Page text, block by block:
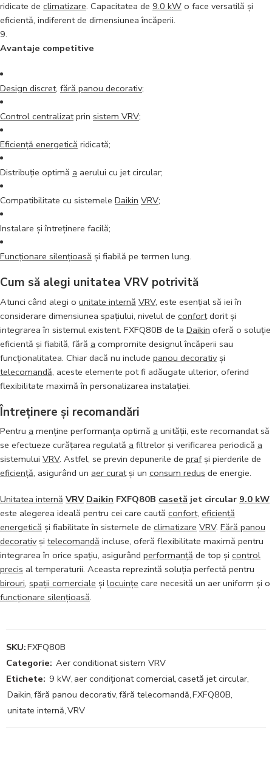
ridicate de climatizare. Capacitatea de 9.0 kW o face versatilă și
eficientă, indiferent de dimensiunea încăperii.
Avantaje competitive
Design discret, fără panou decorativ;
Control centralizatprin sistem VRV;
Eficiență energetică ridicată;
Distribuție optimă a aerului cu jet circular;
Compatibilitate cu sistemele Daikin VRV;
Instalare și întreținere facilă;
Funcționare silențioasă și fiabilă pe termen lung.
Cum să alegi unitatea VRV potrivită
Atunci când alegi o unitate internă VRV, este esențial să iei în
considerare dimensiunea spațiului, nivelul de confortdorit și
integrarea în sistemul existent. FXFQ80B de la Daikin oferă o soluție
eficientă și fiabilă, fără a compromite designul încăperii sau
funcționalitatea. Chiar dacă nu include panou decorativși
telecomandă, aceste elemente pot fi adăugate ulterior, oferind
flexibilitate maximă în personalizarea instalației.
Întreținere și recomandări
Pentru a menține performanța optimă a unității, este recomandat să
se efectueze curățarea regulată a filtrelor și verificarea periodică a
sistemului VRV. Astfel, se previn depunerile de prafși pierderile de
eficiență, asigurând un aer curatși un consum redus de energie.
Unitatea internă VRV Daikin FXFQ80B casetă jet circular 9.0 kW
este alegerea ideală pentru cei care caută confort, eficiență
energetică și fiabilitate în sistemele de climatizare VRV. Fără panou
decorativși telecomandă incluse, oferă flexibilitate maximă pentru
integrarea în orice spațiu, asigurând performanță de top și control
precis al temperaturii. Aceasta reprezintă soluția perfectă pentru
birouri, spații comerciale și locuințe care necesită un aer uniform și o
funcționare silențioasă.
SKU:FXFQ80B
Categorie: Aer conditionat sistem VRV
Etichete: 9 kW, aer condiționat comercial,casetă jet circular,
Daikin,fără panou decorativ,fără telecomandă,FXFQ80B,
unitate internă,VRV